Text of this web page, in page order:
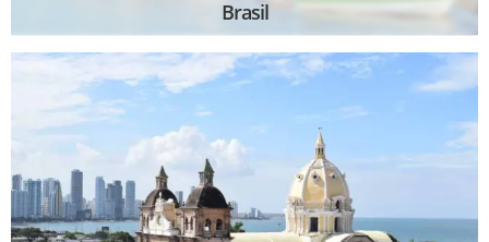
Brasil